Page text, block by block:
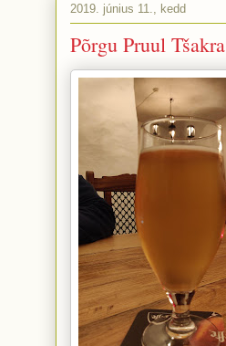
2019. június 11., kedd
Põrgu Pruul Tšakra